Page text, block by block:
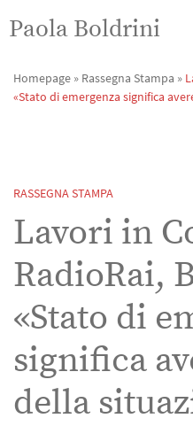
Paola Boldrini
Homepage » Rassegna Stampa »
«Stato di emergenza significa
RASSEGNA STAMPA
Lavori in
RadioRai,
«Stato di
significa
della